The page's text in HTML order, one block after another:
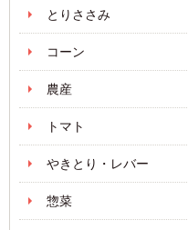
とりささみ
コーン
農産
トマト
やきとり・レバー
惣菜